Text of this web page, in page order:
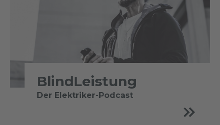
BlindLeistung
Der Elektriker-Podcast